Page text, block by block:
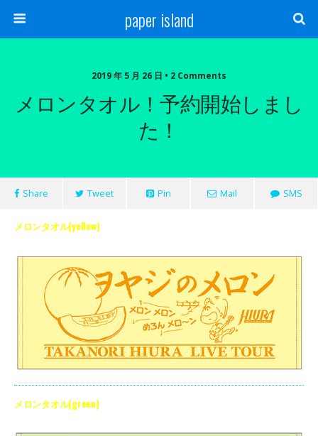
paper island
2019 年 5 月 26 日 • 2 Comments
メロンタオル！予約開始しまし
た！
Share Tweet Pin Mail SMS
メロンタオル(yellow)
メロンタオル(green)